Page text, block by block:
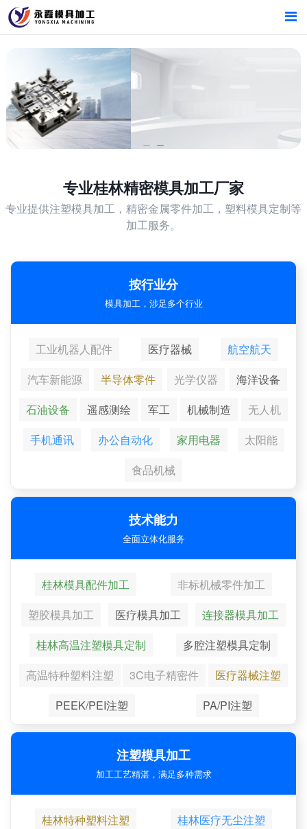
产品中心
新闻中心
产品中心
新闻中心
专业桂林精密模具加工厂家
专业提供注塑模具加工，精密金属零件加工，塑料模具定制等
加工服务。
按行业分
模具加工，涉足多个行业
工业机器人配件 医疗器械
航空航天
汽车新能源
半导体零件 光学仪器
海洋设备
石油设备
遥感测绘 军工 机械制造
无人机
手机通讯
办公自动化 家用电器
太阳能
食品机械
技术能力
全面立体化服务
桂林模具配件加工
非标机械零件加工
塑胶模具加工
医疗模具加工
连接器模具加工
桂林高温注塑模具定制
多腔注塑模具定制
高温特种塑料注塑
3C电子精密件
医疗器械注塑
PEEK/PEI注塑
PA/PI注塑
注塑模具加工
加工工艺精湛，满足多种需求
桂林特种塑料注塑
桂林医疗无尘注塑